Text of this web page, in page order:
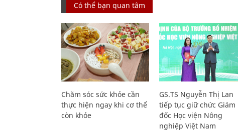
Có thể bạn quan tâm
Chăm sóc sức khỏe cần
thực hiện ngay khi cơ thể
còn khỏe
GS.TS Nguyễn Thị Lan
tiếp tục giữ chức Giám
đốc Học viện Nông
nghiệp Việt Nam